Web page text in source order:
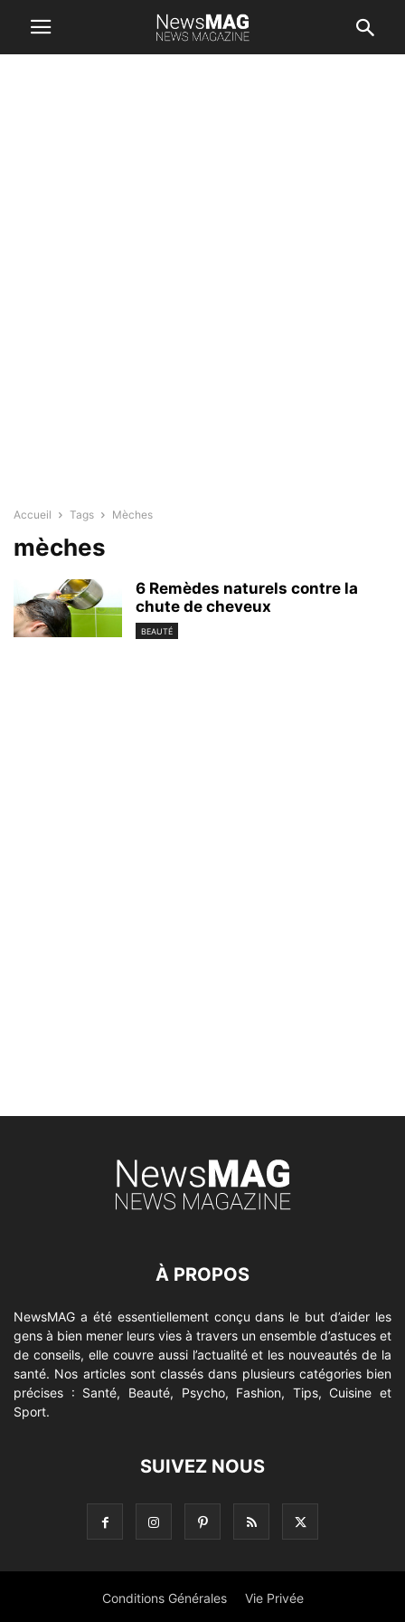
Accueil Tags Mèches
mèches
6 Remèdes naturels contre la
chute de cheveux
BEAUTÉ
À PROPOS
NewsMAG a été essentiellement conçu dans le but d’aider les
gens à bien mener leurs vies à travers un ensemble d’astuces et
de conseils, elle couvre aussi l’actualité et les nouveautés de la
santé. Nos articles sont classés dans plusieurs catégories bien
précises : Santé, Beauté, Psycho, Fashion, Tips, Cuisine et
Sport.
SUIVEZ NOUS
Conditions Générales Vie Privée